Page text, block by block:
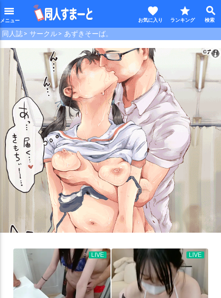
menu search
star
favorite
同人誌 サークル あずきそーば。